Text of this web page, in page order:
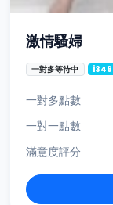
激情騷婦
一對多等待中 i349
一對多點數
一對一點數
滿意度評分